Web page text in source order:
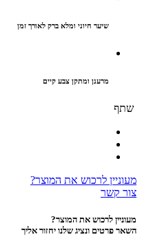
שיער חיוני ומלא ברק לאורך זמן
מרענן ומתקן צבע קיים
שתף
מעוניין לרכוש את המוצר?
צור קשר
מעוניין לרכוש את המוצר?
השאר פרטים ונציג שלנו יחזור אליך